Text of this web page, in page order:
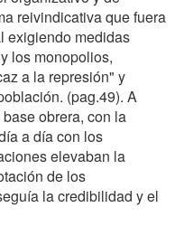
reivindicativa que fuera
exigiendo medidas
los monopolios,
a la represión" y
(pag.49). A
obrera, con la
a día con los
elevaban la
de los
la credibilidad y el